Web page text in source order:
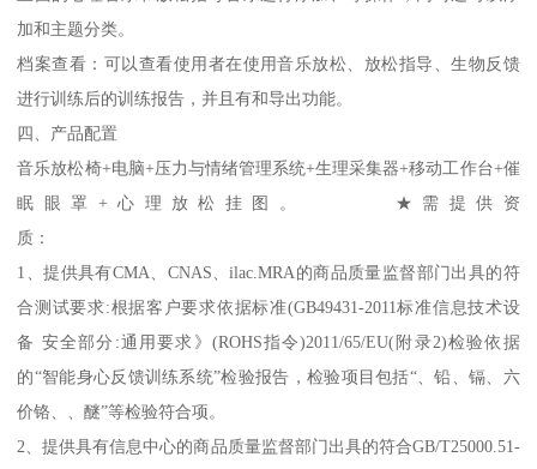
加和主题分类。
档案查看：可以查看使用者在使用音乐放松、放松指导、生物反馈
进行训练后的训练报告，并且有和导出功能。
四、产品配置
音乐放松椅+电脑+压力与情绪管理系统+生理采集器+移动工作台+催
眠眼罩+心理放松挂图。 ★需提供资
1、提供具有CMA、CNAS、ilac.MRA的商品质量监督部门出具的符
合测试要求:根据客户要求依据标准(GB49431-2011标准信息技术设
备 安全部分:通用要求》(ROHS指令)2011/65/EU(附录2)检验依据
的“智能身心反馈训练系统”检验报告，检验项目包括“、铅、镉、六
价铬、、醚”等检验符合项。
2、提供具有信息中心的商品质量监督部门出具的符合GB/T25000.51-